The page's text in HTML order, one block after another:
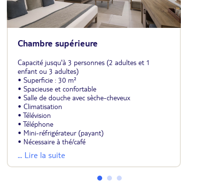
Chambre supérieure
Capacité jusqu'à 3 personnes (2 adultes et 1
enfant ou 3 adultes)
• Superficie : 30 m²
• Spacieuse et confortable
• Salle de douche avec sèche-cheveux
• Climatisation
• Télévision
• Téléphone
• Mini-réfrigérateur (payant)
• Nécessaire à thé/café
• Coffre-fort
• 1 lit double ou 2 lits jumeaux
• 1 canapé-lit d'appoint
• Balcon ou terasse vue piscine
... Lire la suite